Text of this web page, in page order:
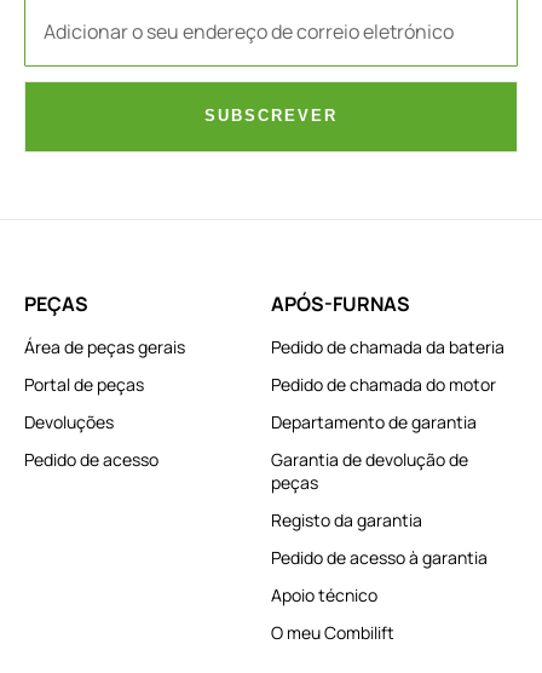
SUBSCREVER
PEÇAS
Área de peças gerais
Portal de peças
Devoluções
Pedido de acesso
APÓS-FURNAS
Pedido de chamada da bateria
Pedido de chamada do motor
Departamento de garantia
Garantia de devolução de
peças
Registo da garantia
Pedido de acesso à garantia
Apoio técnico
O meu Combilift